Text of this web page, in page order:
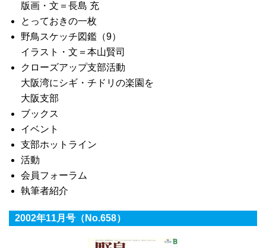
版画・文＝長島 充
とっておきの一枚
野鳥スケッチ図鑑（9）
イラスト・文＝本山賢司
クローズアップ支部活動
大阪湾にシギ・チドリの楽園を
大阪支部
ブックス
イベント
支部ホットライン
活動
会員フォーラム
執筆者紹介
2002年11月号（No.658）